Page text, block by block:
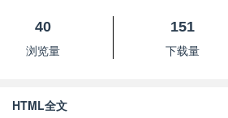
40
浏览量
151
下载量
HTML全文